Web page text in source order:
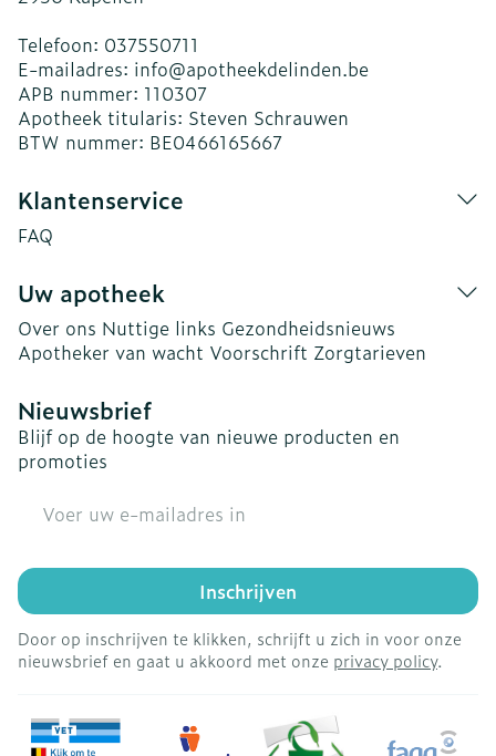
Telefoon: 037550711
E-mailadres: info@apotheekdelinden.be
APB nummer: 110307
Apotheek titularis: Steven Schrauwen
BTW nummer: BE0466165667
Klantenservice
FAQ
Uw apotheek
Over ons Nuttige links Gezondheidsnieuws
Apotheker van wacht Voorschrift Zorgtarieven
Nieuwsbrief
Blijf op de hoogte van nieuwe producten en
promoties
Inschrijven
Door op inschrijven te klikken, schrijft u zich in voor onze
nieuwsbrief en gaat u akkoord met onze privacy policy.